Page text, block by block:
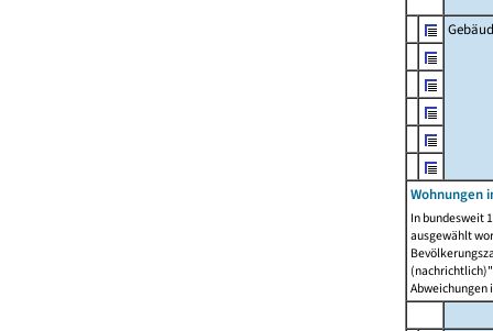
Wohnungen
In bundesweit
ausgewählt
Abweichungen